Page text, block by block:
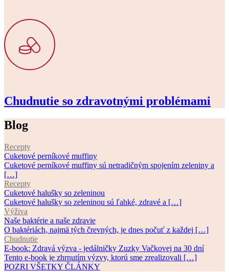
Chudnutie so zdravotnými problémami
Blog
Recepty
Cuketové perníkové muffiny
Cuketové perníkové muffiny sú netradičným spojením zeleniny a
[…]
Recepty
Cuketové halušky so zeleninou
Cuketové halušky so zeleninou sú ľahké, zdravé a […]
Výživa
Naše baktérie a naše zdravie
O baktériách, najmä tých črevných, je dnes počuť z každej […]
Chudnutie
E-book: Zdravá výzva - jedálničky Zuzky Vačkovej na 30 dní
Tento e-book je zhrnutím výzvy, ktorú sme zrealizovali […]
POZRI VŠETKY ČLÁNKY